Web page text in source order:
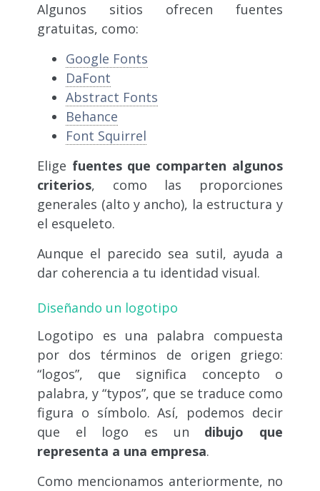
Algunos sitios ofrecen fuentes
gratuitas, como:
Google Fonts
DaFont
Abstract Fonts
Behance
Font Squirrel
Elige fuentes que comparten algunos
criterios, como las proporciones
generales (alto y ancho), la estructura y
el esqueleto.
Aunque el parecido sea sutil, ayuda a
dar coherencia a tu identidad visual.
Diseñando un logotipo
Logotipo es una palabra compuesta
por dos términos de origen griego:
“logos”, que significa concepto o
palabra, y “typos”, que se traduce como
figura o símbolo. Así, podemos decir
que el logo es un dibujo que
representa a una empresa.
Como mencionamos anteriormente, no